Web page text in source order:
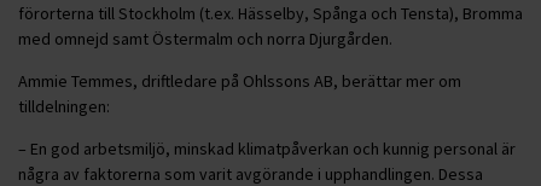
förorterna till Stockholm (t.ex. Hässelby, Spånga och Tensta), Bromma
med omnejd samt Östermalm och norra Djurgården.
Ammie Temmes, driftledare på Ohlssons AB, berättar mer om
tilldelningen:
– En god arbetsmiljö, minskad klimatpåverkan och kunnig personal är
några av faktorerna som varit avgörande i upphandlingen. Dessa